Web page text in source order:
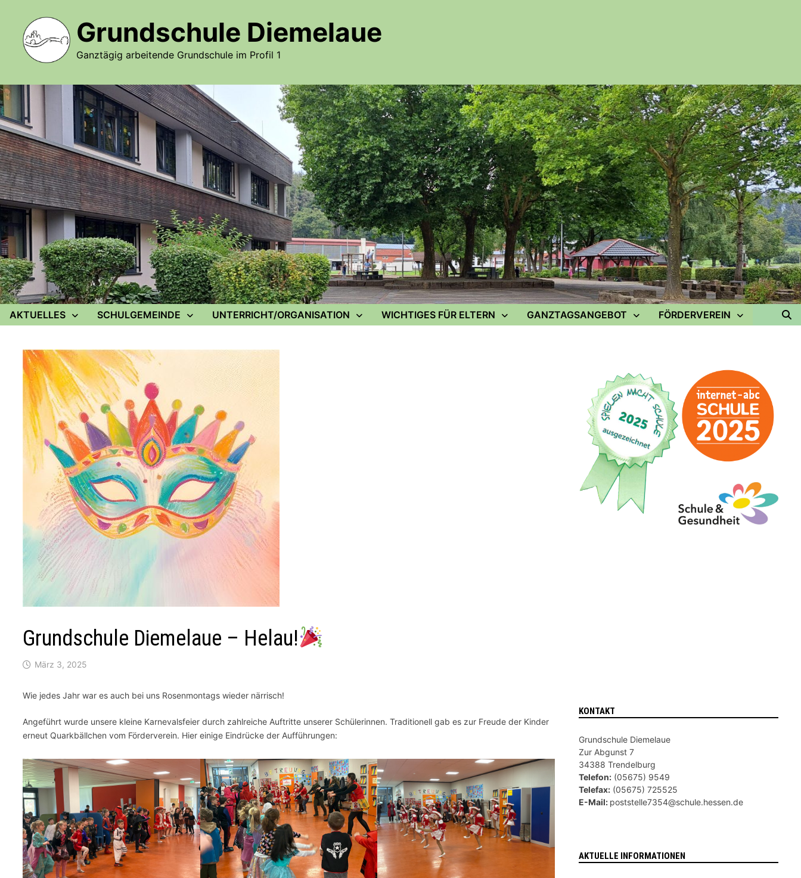
Grundschule Diemelaue
Ganztägig arbeitende Grundschule im Profil 1
AKTUELLES SCHULGEMEINDE UNTERRICHT/ORGANISATION WICHTIGES FÜR ELTERN GANZTAGSANGEBOT FÖRDERVEREIN
Grundschule Diemelaue – Helau!
März 3, 2025
Wie jedes Jahr war es auch bei uns Rosenmontags wieder närrisch!
Angeführt wurde unsere kleine Karnevalsfeier durch zahlreiche Auftritte unserer Schülerinnen. Traditionell gab es zur Freude der Kinder
erneut Quarkbällchen vom Förderverein. Hier einige Eindrücke der Aufführungen:
KONTAKT
Grundschule Diemelaue
Zur Abgunst 7
34388 Trendelburg
Telefon:(05675) 9549
Telefax:(05675) 725525
E-Mail: poststelle7354@schule.hessen.de
AKTUELLE INFORMATIONEN